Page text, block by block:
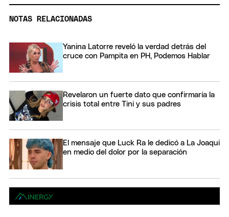
NOTAS RELACIONADAS
Yanina Latorre reveló la verdad detrás del
cruce con Pampita en PH, Podemos Hablar
Revelaron un fuerte dato que confirmaría la
crisis total entre Tini y sus padres
El mensaje que Luck Ra le dedicó a La Joaqui
en medio del dolor por la separación